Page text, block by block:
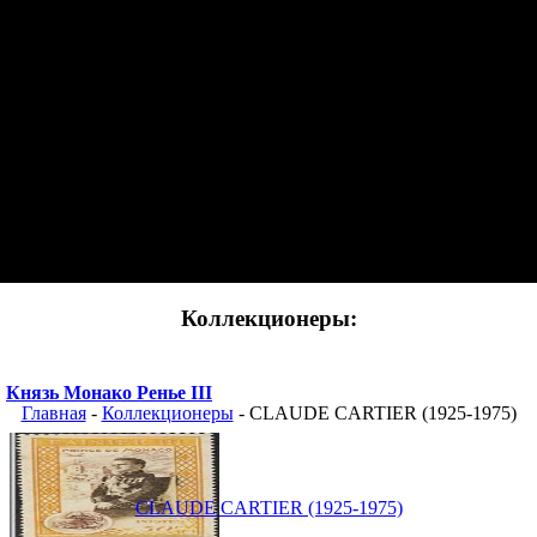
Коллекционеры:
Князь Монако Ренье III
Главная- Коллекционеры- CLAUDE CARTIER (1925-1975)
CLAUDE CARTIER (1925-1975)